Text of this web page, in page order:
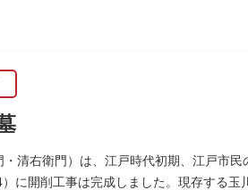
・清右衛門）は、江戸時代初期、江戸市
に開削工事は完成しました。現存する玉